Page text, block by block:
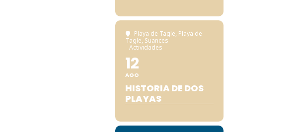
Playa de Tagle, Playa de
Tagle, Suances
Actividades
12
AGO
HISTORIA DE DOS
PLAYAS